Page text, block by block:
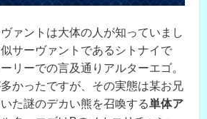
ァントは大体の人が知っていまし
サーヴァントであるシトナイで
リーでの言及通りアルターエゴ。
かったですが、その実態は某お兄
た謎のデカい熊を召喚する単体ア